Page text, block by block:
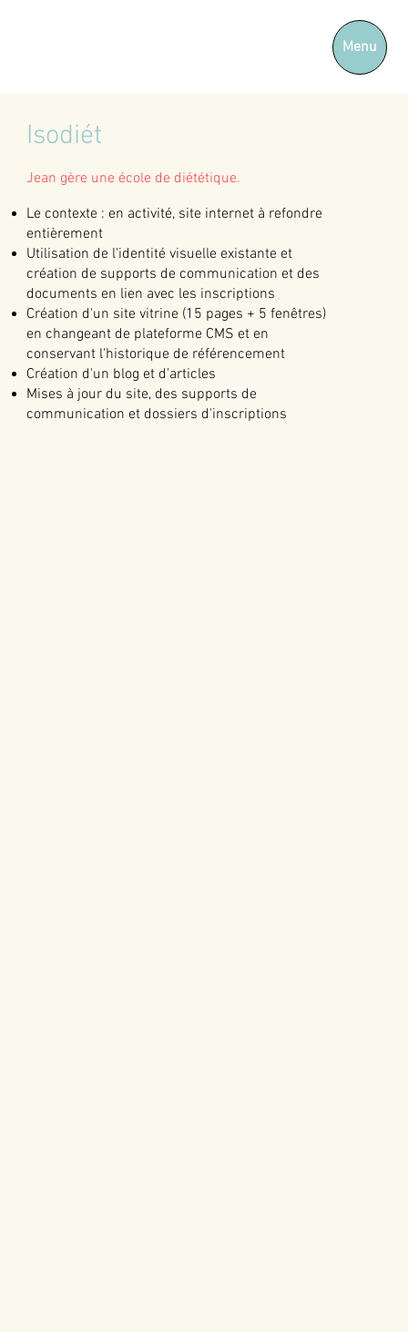
Menu
Isodiét
Jean gère une école de diététique.
Le contexte : en activité, site internet à refondre
entièrement
Utilisation de l'identité visuelle existante et
création de supports de communication et des
documents en lien avec les inscriptions
Création d'un site vitrine (15 pages + 5 fenêtres)
en changeant de plateforme CMS et en
conservant l'historique de référencement
Création d'un blog et d'articles
Mises à jour du site, des supports de
communication et dossiers d'inscriptions